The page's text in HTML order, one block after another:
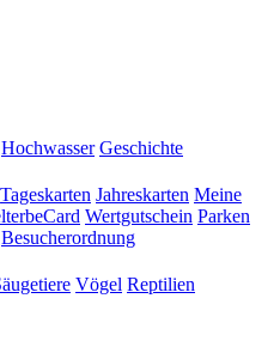
Hochwasser Geschichte
Tageskarten Jahreskarten Meine
Wertgutschein Parken
Besucherordnung
Vögel Reptilien